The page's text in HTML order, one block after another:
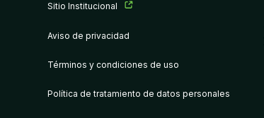
Sitio Institucional
Aviso de privacidad
Términos y condiciones de uso
Política de tratamiento de datos personales